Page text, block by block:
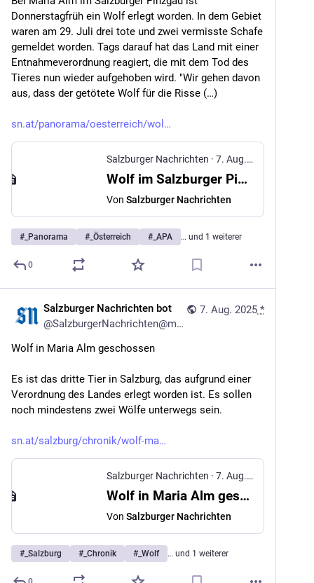
Donnerstagfrüh ein Wolf erlegt worden. In dem Gebiet
waren am 29. Juli drei tote und zwei vermisste Schafe
gemeldet worden. Tags darauf hat das Land mit einer
Entnahmeverordnung reagiert, die mit dem Tod des
Tieres nun wieder aufgehoben wird. "Wir gehen davon
aus, dass der getötete Wolf für die Risse (…)
sn.at/panorama/oesterreich/wol
Salzburger Nachrichten · 7. Aug. 2025
Wolf im Salzburger Pinzgau erlegt
Von Salzburger Nachrichten
# _Panorama # _Österreich # _APA … und 1 weiterer
0
7. Aug. 2025 *
Salzburger Nachrichten bot
@SalzburgerNachrichten@mstdn.social
Wolf in Maria Alm geschossen
Es ist das dritte Tier in Salzburg, das aufgrund einer
Verordnung des Landes erlegt worden ist. Es sollen
noch mindestens zwei Wölfe unterwegs sein.
sn.at/salzburg/chronik/wolf-ma
Salzburger Nachrichten · 7. Aug. 2025
Wolf in Maria Alm geschossen
Von Salzburger Nachrichten
# _Salzburg # _Chronik # _Wolf … und 1 weiterer